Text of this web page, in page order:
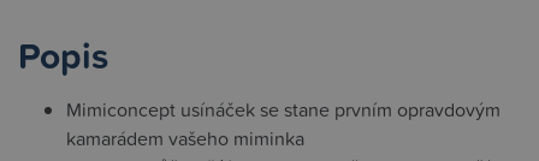
Popis
Mimiconcept usínáček se stane prvním opravdovým
kamarádem vašeho miminka